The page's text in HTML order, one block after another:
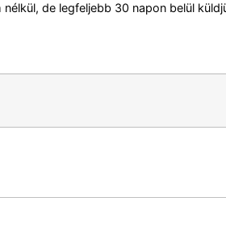
de legfeljebb 30 napon belül